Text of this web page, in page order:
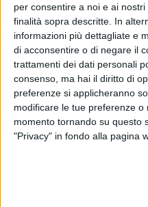
per consentire a noi e ai
finalità sopra descritte. In
informazioni più dettagliate e
di acconsentire o di negare il
trattamenti dei dati personali
consenso, ma hai il diritto di
preferenze si applicheranno
modificare le tue preferenze
momento tornando su questo
"Privacy" in fondo alla pagina
BARLETTA - 28
Super Trofeo
Strignano di
BARLETTA - 27
La Barletta
Passatore 2025
BARLETTA - 27
Il Trofeo Filippi